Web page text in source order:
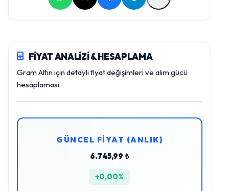
FİYAT ANALİZİ & HESAPLAMA
Gram Altın için detaylı fiyat değişimleri ve alım gücü
hesaplaması.
GÜNCEL FİYAT (ANLIK)
6.745,99 ₺
+0,00%